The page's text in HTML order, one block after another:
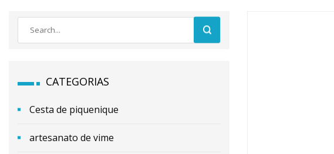
CATEGORIAS
Cesta de piquenique
artesanato de vime